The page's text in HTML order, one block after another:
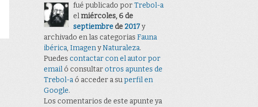
fué publicado porTrebol-a
elmiércoles, 6 de
septiembrede 2017y
archivado en las categorias Fauna
ibérica, ImagenyNaturaleza.
Puedes contactar con el autor por
emailó consultarotros apuntes de
Trebol-aó acceder a superfil en
Google.
Los comentarios de este apunte ya